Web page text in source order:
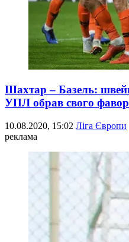
Шахтар – Базель:
УПЛ обрав свого
10.08.2020, 15:02 Ліга Європи
реклама